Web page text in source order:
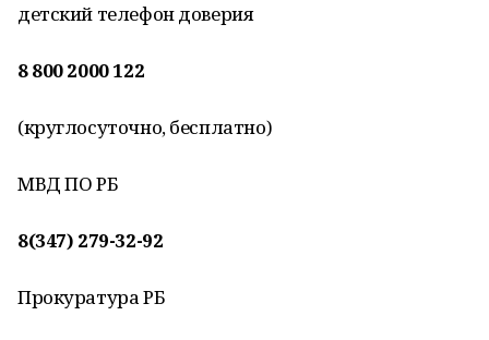
детский телефон доверия
8 800 2000 122
(круглосуточно, бесплатно)
МВД ПО РБ
8(347) 279-32-92
Прокуратура РБ